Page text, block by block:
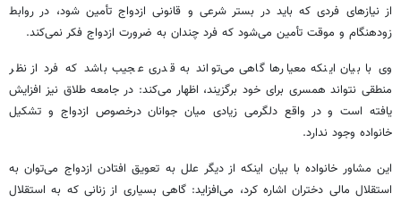
از نیازهای فردی که باید در بستر شرعی و قانونی ازدواج تأمین شود، در روابط
زودهنگام و موقت تأمین می‌شود که فرد چندان به ضرورت ازدواج فکر نمی‌کند.
وی با بیان اینکه معیارها گاهی می‌تواند به قدری عجیب باشد که فرد از نظر
منطقی نتواند همسری برای خود برگزیند، اظهار می‌کند: در جامعه طلاق نیز افزایش
یافته است و در واقع دلگرمی زیادی میان جواناندرخصوص ازدواج و تشکیل
خانواده وجود ندارد.
این مشاور خانواده با بیان اینکه از دیگر علل به تعویق افتادن ازدواج می‌توان به
استقلال مالی دختران اشاره کرد، می‌افزاید: گاهی بسیاری از زنانی که به استقلال